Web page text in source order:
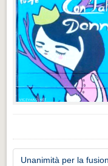
Unanimità per la